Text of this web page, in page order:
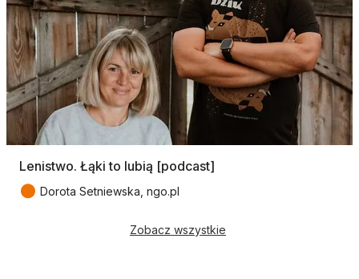
Lenistwo. Łąki to lubią [podcast]
● Dorota Setniewska, ngo.pl
Zobacz wszystkie